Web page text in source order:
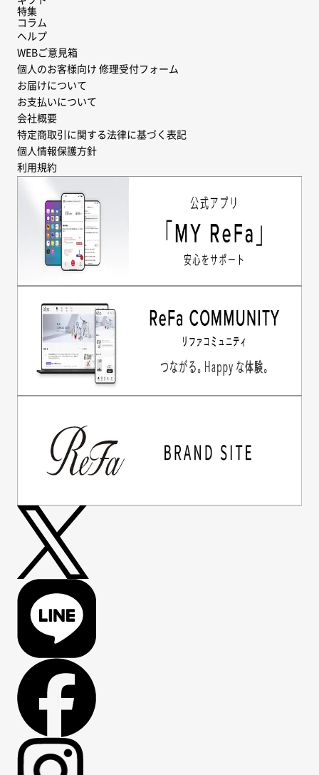
特集
コラム
ヘルプ
WEBご意見箱
個人のお客様向け 修理受付フォーム
お届けについて
お支払いについて
会社概要
特定商取引に関する法律に基づく表記
個人情報保護方針
利用規約